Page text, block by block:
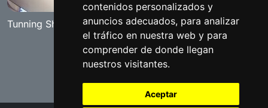
contenidos personalizados y
anuncios adecuados, para analizar
el tráfico en nuestra web y para
comprender de donde llegan
nuestros visitantes.
Aceptar
Tunning Show "The Red Diamand" Benameji 2007